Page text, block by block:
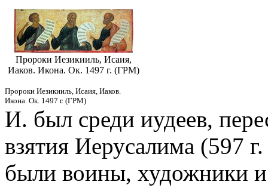
Пророки Иезикииль, Исаия,
Иаков. Икона. Ок. 1497 г. (ГРМ)
Пророки Иезикииль, Исаия, Иаков.
Икона. Ок. 1497 г. (ГРМ)
И. был среди иудеев,
взятия Иерусалима (597
были воины, художники